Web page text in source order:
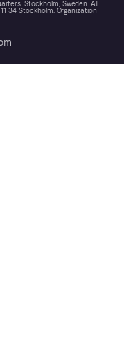
Stockholm, Sweden. All
34 Stockholm. Organization